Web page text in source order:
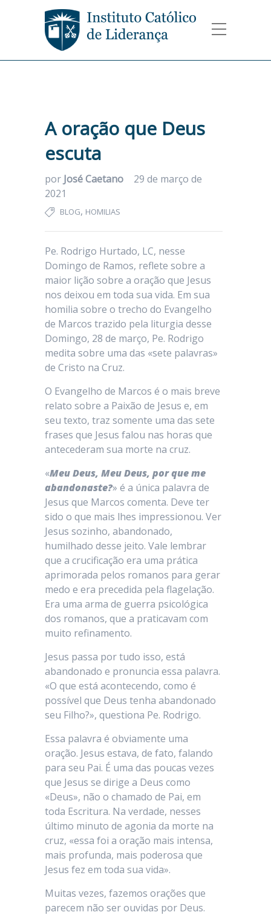
A oração que Deus
escuta
por José Caetano
29 de março de
2021
BLOG, HOMILIAS
Pe. Rodrigo Hurtado, LC, nesse
Domingo de Ramos, reflete sobre a
maior lição sobre a oração que Jesus
nos deixou em toda sua vida. Em sua
homilia sobre o trecho do Evangelho
de Marcos trazido pela liturgia desse
Domingo, 28 de março, Pe. Rodrigo
medita sobre uma das «sete palavras»
de Cristo na Cruz.
O Evangelho de Marcos é o mais breve
relato sobre a Paixão de Jesus e, em
seu texto, traz somente uma das sete
frases que Jesus falou nas horas que
antecederam sua morte na cruz.
«Meu Deus, Meu Deus, por que me
abandonaste?» é a única palavra de
Jesus que Marcos comenta. Deve ter
sido o que mais lhes impressionou. Ver
Jesus sozinho, abandonado,
humilhado desse jeito. Vale lembrar
que a crucificação era uma prática
aprimorada pelos romanos para gerar
medo e era precedida pela flagelação.
Era uma arma de guerra psicológica
dos romanos, que a praticavam com
muito refinamento.
Jesus passa por tudo isso, está
abandonado e pronuncia essa palavra.
«O que está acontecendo, como é
possível que Deus tenha abandonado
seu Filho?», questiona Pe. Rodrigo.
Essa palavra é obviamente uma
oração. Jesus estava, de fato, falando
para seu Pai. É uma das poucas vezes
que Jesus se dirige a Deus como
«Deus», não o chamado de Pai, em
toda Escritura. Na verdade, nesses
último minuto de agonia da morte na
cruz, «essa foi a oração mais intensa,
mais profunda, mais poderosa que
Jesus fez em toda sua vida».
Muitas vezes, fazemos orações que
parecem não ser ouvidas por Deus.